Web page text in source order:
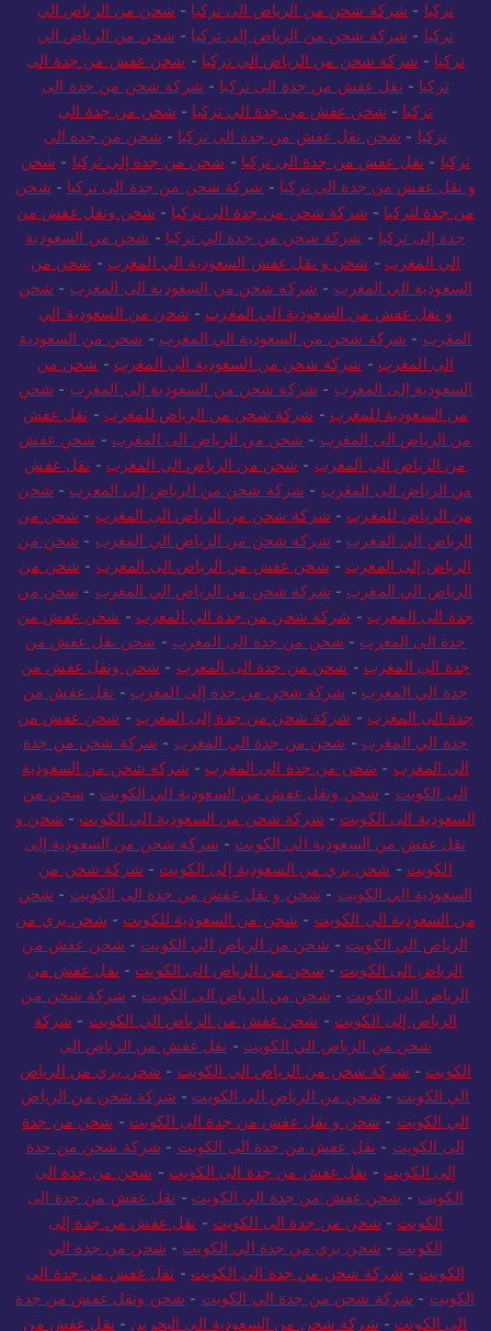
تركيا - شركة شحن من الرياض الى تركيا - شحن من الرياض الي
تركيا - شركة شحن من الرياض إلى تركيا - شحن من الرياض الي
تركيا - شركة شحن من الرياض الي تركيا - شحن عفش من جدة الى
تركيا - نقل عفش من جدة الى تركيا - شركة شحن من جدة الى
تركيا - شحن عفش من جدة الي تركيا - شحن من جدة الى
تركيا - شحن نقل عفش من جدة الى تركيا - شحن من جدة الي
تركيا - نقل عفش من جدة الى تركيا - شحن من جدة إلى تركيا - شحن
و نقل عفش من جدة الى تركيا - شركة شحن من جدة الى تركيا - شحن
من جدة لتركيا - شركة شحن من جدة الي تركيا - شحن ونقل عفش من
جدة إلى تركيا - شركة شحن من جدة الي تركيا - شحن من السعودية
الي المغرب - شحن و نقل عفش السعودية الي المغرب - شحن من
السعودية الي المغرب - شركة شحن من السعودية الى المغرب - شحن
و نقل عفش من السعودية الي المغرب - شحن من السعودية الي
المغرب - شركة شحن من السعودية الي المغرب - شحن من السعودية
الي المغرب - شركة شحن من السعودية الي المغرب - شحن من
السعودية إلى المغرب - شركة شحن من السعودية إلى المغرب - شحن
من السعودية للمغرب - شركة شحن من الرياض للمغرب - نقل عفش
من الرياض الى المغرب - شحن من الرياض الى المغرب - شحن عفش
من الرياض الي المغرب - شحن من الرياض الي المغرب - نقل عفش
من الرياض الى المغرب - شركة شحن من الرياض إلى المغرب - شحن
من الرياض للمغرب - شركة شحن من الرياض الى المغرب - شحن من
الرياض الي المغرب - شركة شحن من الرياض الي المغرب - شحن من
الرياض إلى المغرب - شحن عفش من الرياض الى المغرب - شحن من
الرياض الي المغرب - شركة شحن من الرياض الي المغرب - شحن من
جدة الى المغرب - شركة شحن من جدة الي المغرب - شحن عفش من
جدة الى المغرب - شحن من جدة الى المغرب - شحن نقل عفش من
جدة الى المغرب - شحن من جدة الى المغرب - شحن ونقل عفش من
جدة الي المغرب - شركة شحن من جدة إلى المغرب - نقل عفش من
جدة الى المغرب - شركة شحن من جدة إلى المغرب - شحن عفش من
جدة الي المغرب - شحن من جدة الي المغرب - شركة شحن من جدة
الي المغرب - شحن من جدة الي المغرب - شركة شحن من السعودية
الى الكويت - شحن ونقل عفش من السعودية الي الكويت - شحن من
السعودية الى الكويت - شركة شحن من السعودية الي الكويت - شحن و
نقل عفش من السعودية الي الكويت - شركة شحن من السعودية إلى
الكويت - شحن بري من السعودية إلى الكويت - شركة شحن من
السعودية الي الكويت - شحن و نقل عفش من جدة الى الكويت - شحن
من السعودية الي الكويت - شحن من السعودية للكويت - شحن بري من
الرياض الي الكويت - شحن من الرياض الي الكويت - شحن عفش من
الرياض الى الكويت - شحن من الرياض الى الكويت - نقل عفش من
الرياض الى الكويت - شحن من الرياض الى الكويت - شركة شحن من
الرياض إلى الكويت - شحن عفش من الرياض الي الكويت - شركة
شحن من الرياض الي الكويت - نقل عفش من الرياض الى
الكويت - شركة شحن من الرياض الي الكويت - شحن بري من الرياض
الي الكويت - شحن من الرياض الى الكويت - شركة شحن من الرياض
الي الكويت - شحن و نقل عفش من جدة الى الكويت - شحن من جدة
الى الكويت - نقل عفش من جدة الى الكويت - شركة شحن من جدة
إلى الكويت - نقل عفش من جدة الى الكويت - شحن من جدة الى
الكويت - شحن عفش من جدة الي الكويت - نقل عفش من جدة الى
الكويت - شحن من جدة الى الكويت - نقل عفش من جدة إلى
الكويت - شحن بري من جدة الي الكويت - شحن من جدة الي
الكويت - شركة شحن من جدة الي الكويت - نقل عفش من جدة الى
الكويت - شركة شحن من جدة الي الكويت - شحن ونقل عفش من جدة
الي الكويت - شركة شحن من السعودية الي البحرين - نقل عفش من